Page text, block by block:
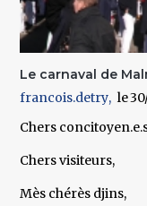
Le carnaval de
francois.detry
Chers
Chers visiteurs,
Mès chérès djins,